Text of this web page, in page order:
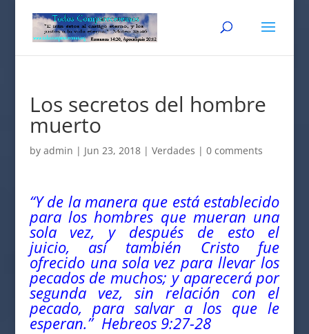
Los secretos del hombre
muerto
by admin | Jun 23, 2018| Verdades | 0 comments
“Y de la manera que está establecido
para los hombres que mueran una
sola vez, y después de esto el
juicio, así también Cristo fue
ofrecido una sola vez para llevar los
pecados de muchos; y aparecerá por
segunda vez, sin relación con el
pecado, para salvar a los que le
esperan.” Hebreos 9:27-28